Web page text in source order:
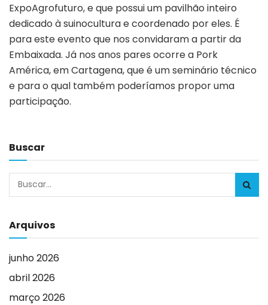
ExpoAgrofuturo, e que possui um pavilhão inteiro
dedicado à suinocultura e coordenado por eles. É
para este evento que nos convidaram a partir da
Embaixada. Já nos anos pares ocorre a Pork
América, em Cartagena, que é um seminário técnico
e para o qual também poderíamos propor uma
participação.
Buscar
Arquivos
junho 2026
abril 2026
março 2026